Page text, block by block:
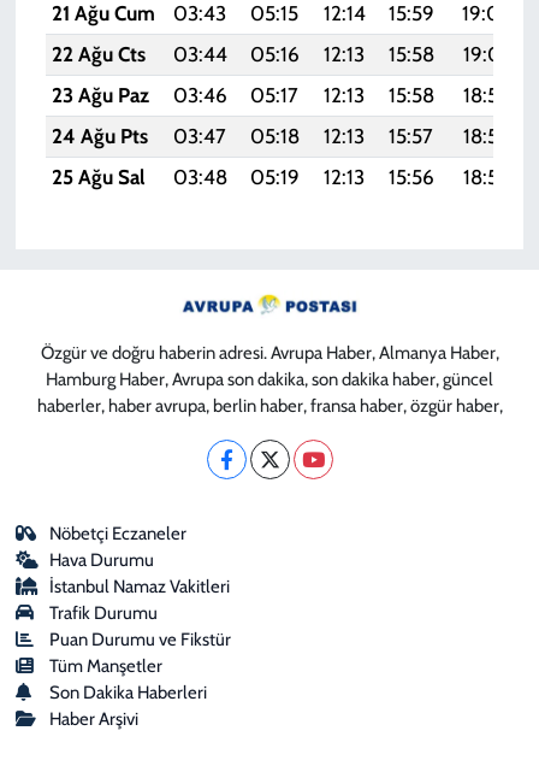
21 Ağu Cum
03:43 05:15 12:14 15:59 19:02
22 Ağu Cts
03:44 05:16 12:13 15:58 19:01
23 Ağu Paz
03:46 05:17 12:13 15:58 18:59
24 Ağu Pts
03:47 05:18 12:13 15:57 18:58
25 Ağu Sal
03:48 05:19 12:13 15:56 18:56
Özgür ve doğru haberin adresi. Avrupa Haber, Almanya Haber,
Hamburg Haber, Avrupa son dakika, son dakika haber, güncel
haberler, haber avrupa, berlin haber, fransa haber, özgür haber,
Nöbetçi Eczaneler
Hava Durumu
İstanbul Namaz Vakitleri
Trafik Durumu
Puan Durumu ve Fikstür
Tüm Manşetler
Son Dakika Haberleri
Haber Arşivi